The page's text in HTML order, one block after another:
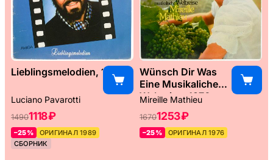
Lieblingsmelodien, 1989
Luciano Pavarotti
14901118 ₽
–25%
ОРИГИНАЛ 1989
СБОРНИК
Wünsch Dir Was
Eine Musikaliche
Weltreise, 1976
Mireille Mathieu
16701253 ₽
–25% ОРИГИНАЛ 1976